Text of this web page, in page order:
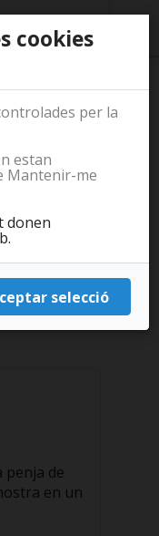
penja de
en un
cookies
per la
estan
Mantenir-me
donen